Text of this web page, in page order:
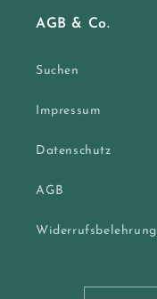
AGB & Co.
Suchen
Impressum
Datenschutz
AGB
Widerrufsbelehrung